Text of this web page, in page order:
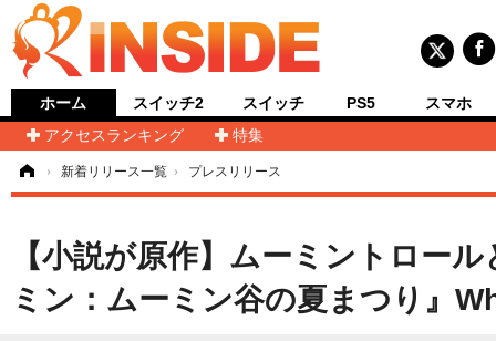
ホーム
アクセスランキング
特集
スイッチ2 スイッチ PS5 スマホ
› 新着リリース一覧 › プレスリリース
【小説が原作】ムーミントロー
ミン：ムーミン谷の夏まつり』